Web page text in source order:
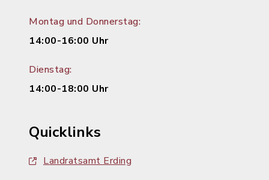
Montag und Donnerstag:
14:00-16:00 Uhr
Dienstag:
14:00-18:00 Uhr
Quicklinks
Landratsamt Erding